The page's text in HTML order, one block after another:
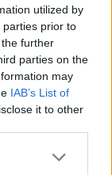
utilized by
parties prior to
further
parties on the
may
IAB’s List of
it to other
more Google